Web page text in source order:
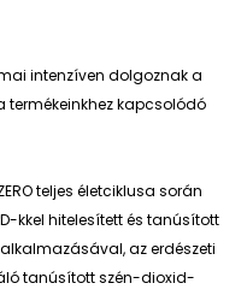
intenzíven dolgoznak a
termékeinkhez kapcsolódó
teljes életciklusa során
kkel hitelesített és tanúsított
az erdészeti
tanúsított szén-dioxid-